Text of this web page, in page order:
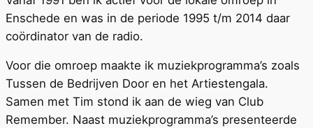
Enschede en was in de periode 1995 t/m 2014 daar
coördinator van de radio.
Voor die omroep maakte ik muziekprogramma’s zoals
Tussen de Bedrijven Door en het Artiestengala.
Samen met Tim stond ik aan de wieg van Club
Remember. Naast muziekprogramma’s presenteerde